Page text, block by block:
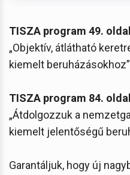
TISZA program 49. oldal
„Objektív, átlátható
kiemelt
TISZA program 84. oldal
„Átdolgozzuk a
kiemelt jelentőségű
Garantáljuk, hogy új